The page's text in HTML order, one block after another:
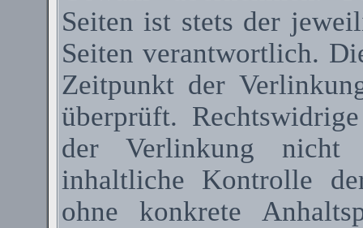
Seiten ist stets der
Seiten verantwortlich.
Zeitpunkt der
überprüft.
der Verlinkung nicht
inhaltliche Kontrolle
ohne konkrete